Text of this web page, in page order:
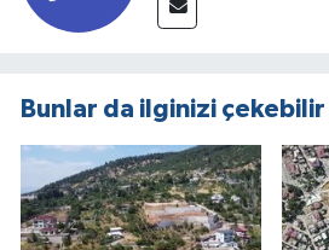
Bunlar da ilginizi çekebilir